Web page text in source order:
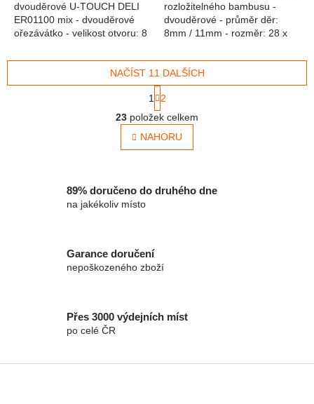
dvouděrové U-TOUCH DELI
ER01100 mix - dvouděrové
ořezávátko - velikost otvoru: 8
odřezky - snadné ořezávání
rozložitelného bambusu -
dvouděrové - průměr děr:
8mm / 11mm - rozměr: 28 x
Ovládací prvky výpisu
NAČÍST 11 DALŠÍCH
1
2
23 položek celkem
NAHORU
89% doručeno do druhého dne
na jakékoliv místo
Garance doručení
nepoškozeného zboží
Přes 3000 výdejních míst
po celé ČR